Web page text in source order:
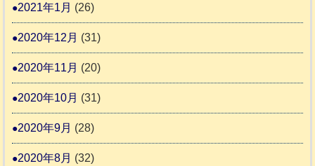
2021年1月 (26)
2020年12月 (31)
2020年11月 (20)
2020年10月 (31)
2020年9月 (28)
2020年8月 (32)